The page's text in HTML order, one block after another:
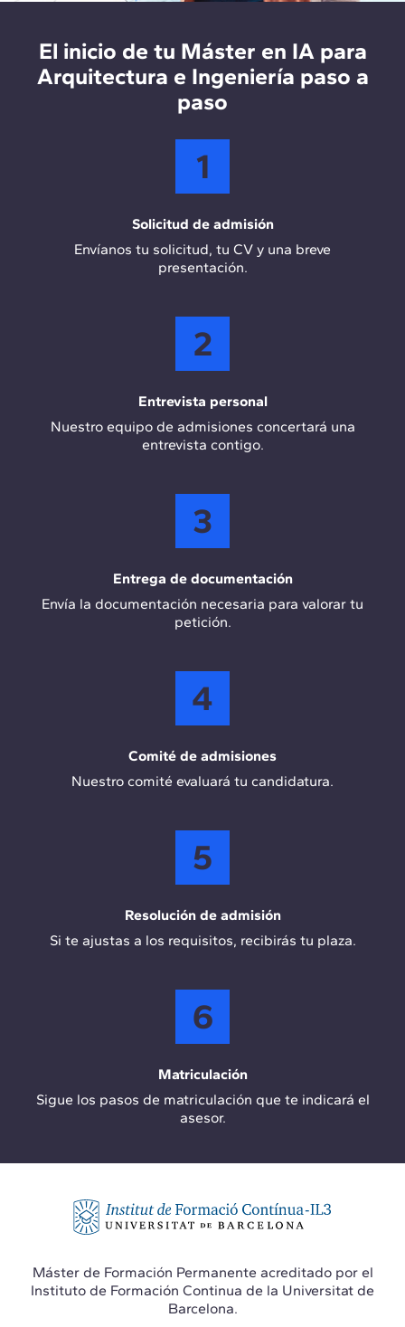
construcción, optimizando los procesos de
diseño, planificación y gestión de proyectos
mediante IA.
El inicio de tu Máster en IA para
Arquitectura e Ingeniería paso a
paso
1
Solicitud de admisión
Envíanos tu solicitud, tu CV y una breve
presentación.
2
Entrevista personal
Nuestro equipo de admisiones concertará una
entrevista contigo.
3
Entrega de documentación
Envía la documentación necesaria para valorar tu
petición.
4
Comité de admisiones
Nuestro comité evaluará tu candidatura.
5
Resolución de admisión
Si te ajustas a los requisitos, recibirás tu plaza.
6
Matriculación
Sigue los pasos de matriculación que te indicará el
asesor.
Máster de Formación Permanente acreditado por el
Instituto de Formación Continua de la Universitat de
Barcelona.